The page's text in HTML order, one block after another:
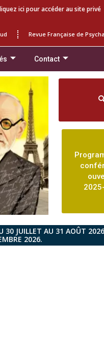
ici pour accéder au site privé
Revue Française de
Contact
30 JUILLET AU 31 AOÛT 2026
2026.